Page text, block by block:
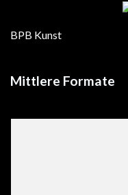
BPB Kunst
Mittlere Formate